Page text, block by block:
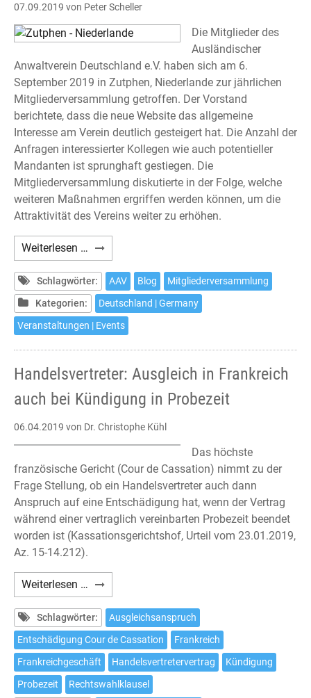
07.09.2019 von Peter Scheller
Die Mitglieder des
Ausländischer
Anwaltverein Deutschland e.V. haben sich am 6.
September 2019 in Zutphen, Niederlande zur jährlichen
Mitgliederversammlung getroffen. Der Vorstand
berichtete, dass die neue Website das allgemeine
Interesse am Verein deutlich gesteigert hat. Die Anzahl der
Anfragen interessierter Kollegen wie auch potentieller
Mandanten ist sprunghaft gestiegen. Die
Mitgliederversammlung diskutierte in der Folge, welche
weiteren Maßnahmen ergriffen werden können, um die
Attraktivität des Vereins weiter zu erhöhen.
Weiterlesen … AAV
–
Mitgliederversammlung
2019
Schlagwörter: AAV Blog
Mitgliederversammlung
Kategorien:
Deutschland | Germany
Veranstaltungen | Events
Handelsvertreter: Ausgleich in Frankreich
auch bei Kündigung in Probezeit
06.04.2019 von Dr. Christophe Kühl
Das höchste
französische Gericht (Cour de Cassation) nimmt zu der
Frage Stellung, ob ein Handelsvertreter auch dann
Anspruch auf eine Entschädigung hat, wenn der Vertrag
während einer vertraglich vereinbarten Probezeit beendet
worden ist (Kassationsgerichtshof, Urteil vom 23.01.2019,
Az. 15-14.212).
Weiterlesen … Handelsvertreter:
Ausgleich
in
Frankreich
auch
bei
Kündigung
Schlagwörter:
Ausgleichsanspruch
Entschädigung Cour de Cassation
Frankreich
Frankreichgeschäft
Handelsvertretervertrag
Kündigung
Probezeit
Rechtswahlklausel